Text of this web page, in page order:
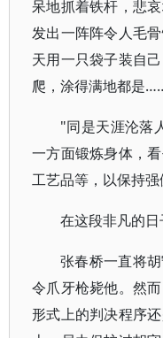
呆地抓着铁杆，悲
发出一阵阵令人毛
天用一只袋子装自
爬，涂得满地都是
"同是天涯沦落
一方面锻炼身体，
工艺品等，以保持强
在这段非凡的日
张春桥一直将
令爪牙枪毙他。然
形式上的判决程序